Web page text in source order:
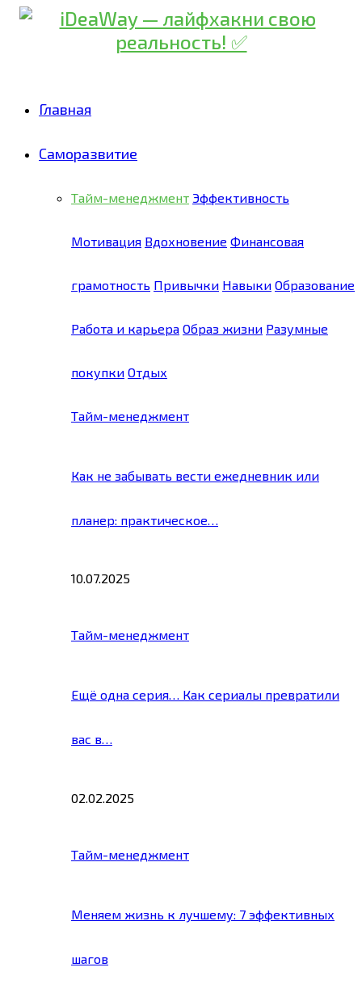
Главная
Саморазвитие
Тайм-менеджмент Эффективность
Мотивация Вдохновение Финансовая
грамотность Привычки Навыки Образование
Работа и карьера Образ жизни Разумные
покупки Отдых
Тайм-менеджмент
Как не забывать вести ежедневник или
планер: практическое…
10.07.2025
Тайм-менеджмент
Ещё одна серия… Как сериалы превратили
вас в…
02.02.2025
Тайм-менеджмент
Меняем жизнь к лучшему: 7 эффективных
шагов